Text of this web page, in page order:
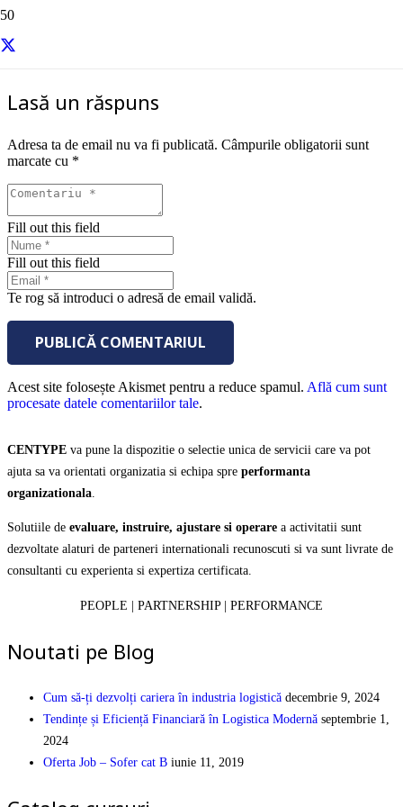
Lasă un răspuns
Adresa ta de email nu va fi publicată. Câmpurile obligatorii sunt
marcate cu *
Fill out this field
Fill out this field
Te rog să introduci o adresă de email validă.
PUBLICĂ COMENTARIUL
Acest site folosește Akismet pentru a reduce spamul. Află cum sunt
procesate datele comentariilor tale.
CENTYPE va pune la dispozitie o selectie unica de servicii care va pot
ajuta sa va orientati organizatia si echipa spre performanta
organizationala
Solutiile de evaluare, instruire, ajustare si operare a activitatii sunt
dezvoltate alaturi de parteneri internationali recunoscuti si va sunt livrate de
consultanti cu experienta si expertiza certificata.
PEOPLE | PARTNERSHIP | PERFORMANCE
Noutati pe Blog
Cum să-ți dezvolți cariera în industria logistică decembrie 9, 2024
Tendințe și Eficiență Financiară în Logistica Modernă septembrie 1,
2024
Oferta Job – Sofer cat B iunie 11, 2019